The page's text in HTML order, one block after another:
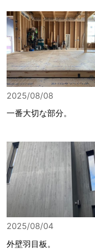
2025/08/08
一番大切な部分。
2025/08/04
外壁羽目板。